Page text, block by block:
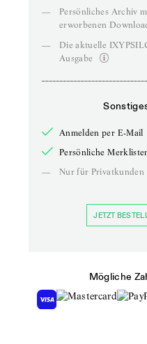
—
Persönliches Archiv
erworbenen
—
Die aktuelle
Ausgabe
Anmelden per E-Mail
Persönliche
—
Nur für Privatkunden
JETZT
Mögliche